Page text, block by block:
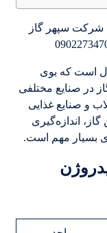
| شرکت سپهر گاز
است که بوی
در صنایع مختلفی
و صنایع غذایی
اندازه‌گیری
بسیار مهم است.